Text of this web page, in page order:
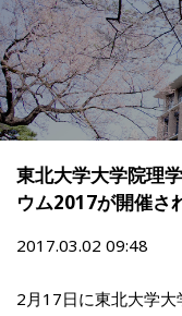
東北大学大学院理
ウム2017が開催さ
2017.03.02 09:48
2月17日に東北大学